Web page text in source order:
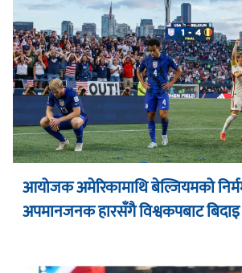
आयोजक अमेरिकामाथि बेल्जियमको
अपमानजनक हारसँगै विश्वकपबाट बिदाइ